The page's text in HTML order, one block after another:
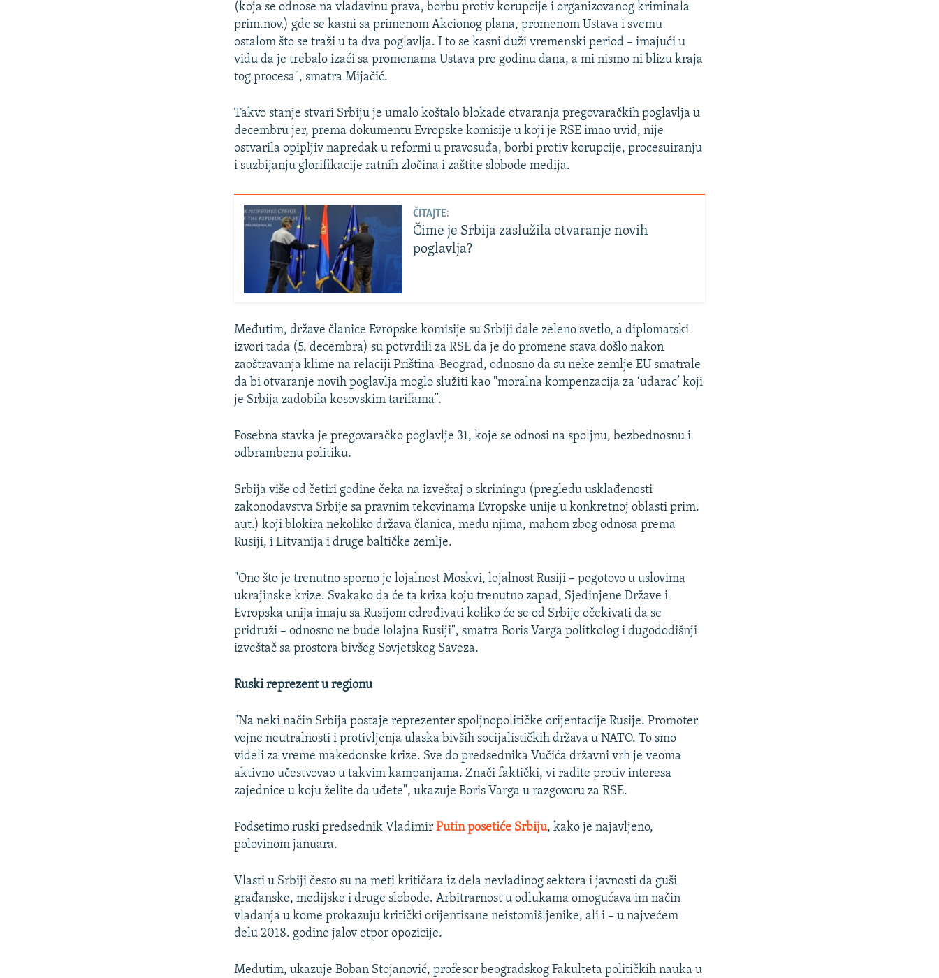
(koja se odnose na vladavinu prava, borbu protiv korupcije i organizovanog kriminala
prim.nov.) gde se kasni sa primenom Akcionog plana, promenom Ustava i svemu
ostalom što se traži u ta dva poglavlja. I to se kasni duži vremenski period – imajući u
vidu da je trebalo izaći sa promenama Ustava pre godinu dana, a mi nismo ni blizu kraja
tog procesa", smatra Mijačić.
Takvo stanje stvari Srbiju je umalo koštalo blokade otvaranja pregovaračkih poglavlja u
decembru jer, prema dokumentu Evropske komisije u koji je RSE imao uvid, nije
ostvarila opipljiv napredak u reformi u pravosuđa, borbi protiv korupcije, procesuiranju
i suzbijanju glorifikacije ratnih zločina i zaštite slobode medija.
ČITAJTE:
Čime je Srbija zaslužila otvaranje novih
poglavlja?
Međutim, države članice Evropske komisije su Srbiji dale zeleno svetlo, a diplomatski
izvori tada (5. decembra) su potvrdili za RSE da je do promene stava došlo nakon
zaoštravanja klime na relaciji Priština-Beograd, odnosno da su neke zemlje EU smatrale
da bi otvaranje novih poglavlja moglo služiti kao "moralna kompenzacija za ‘udarac’ koji
je Srbija zadobila kosovskim tarifama”.
Posebna stavka je pregovaračko poglavlje 31, koje se odnosi na spoljnu, bezbednosnu i
odbrambenu politiku.
Srbija više od četiri godine čeka na izveštaj o skriningu (pregledu usklađenosti
zakonodavstva Srbije sa pravnim tekovinama Evropske unije u konkretnoj oblasti prim.
aut.) koji blokira nekoliko država članica, među njima, mahom zbog odnosa prema
Rusiji, i Litvanija i druge baltičke zemlje.
"Ono što je trenutno sporno je lojalnost Moskvi, lojalnost Rusiji – pogotovo u uslovima
ukrajinske krize. Svakako da će ta kriza koju trenutno zapad, Sjedinjene Države i
Evropska unija imaju sa Rusijom određivati koliko će se od Srbije očekivati da se
pridruži – odnosno ne bude lolajna Rusiji", smatra Boris Varga politkolog i dugododišnji
izveštač sa prostora bivšeg Sovjetskog Saveza.
Ruski reprezent u regionu
"Na neki način Srbija postaje reprezenter spoljnopolitičke orijentacije Rusije. Promoter
vojne neutralnosti i protivljenja ulaska bivših socijalističkih država u NATO. To smo
videli za vreme makedonske krize. Sve do predsednika Vučića državni vrh je veoma
aktivno učestvovao u takvim kampanjama. Znači faktički, vi radite protiv interesa
zajednice u koju želite da uđete", ukazuje Boris Varga u razgovoru za RSE.
Podsetimo ruski predsednik VladimirPutin posetiće Srbiju, kako je najavljeno,
polovinom januara.
Vlasti u Srbiji često su na meti kritičara iz dela nevladinog sektora i javnosti da guši
građanske, medijske i druge slobode. Arbitrarnost u odlukama omogućava im način
vladanja u kome prokazuju kritički orijentisane neistomišljenike, ali i – u najvećem
delu 2018. godine jalov otpor opozicije.
Međutim, ukazuje Boban Stojanović, profesor beogradskog Fakulteta političkih nauka u